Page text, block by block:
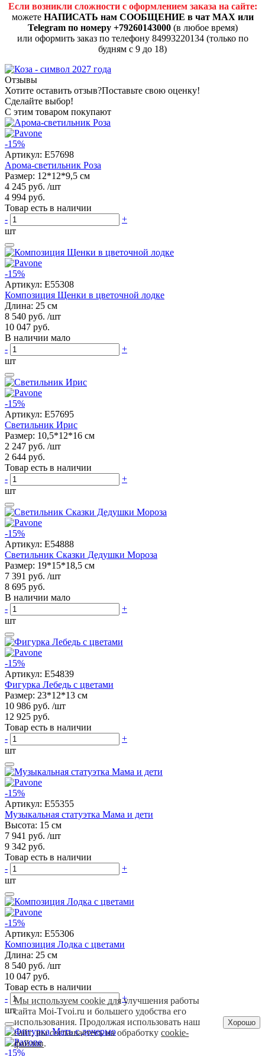
Если возникли сложности с оформлением заказа на сайте:
можете НАПИСАТЬ нам СООБЩЕНИЕ в чат MAX или
Telegram по номеру +79260143000(в любое время)
или оформить заказ по телефону 84993220134 (только по
будням с 9 до 18)
Отзывы
Хотите оставить отзыв?Поставьте свою оценку!
Сделайте выбор!
С этим товаром покупают
-15%
Артикул: E57698
Арома-светильник Роза
Размер: 12*12*9,5 см
4 245 руб. /шт
4 994 руб.
Товар есть в наличии
-
+
шт
-15%
Артикул: E55308
Композиция Щенки в цветочной лодке
Длина: 25 см
8 540 руб. /шт
10 047 руб.
В наличии мало
-
+
шт
-15%
Артикул: E57695
Светильник Ириc
Размер: 10,5*12*16 см
2 247 руб. /шт
2 644 руб.
Товар есть в наличии
-
+
шт
-15%
Артикул: E54888
Светильник Сказки Дедушки Мороза
Размер: 19*15*18,5 см
7 391 руб. /шт
8 695 руб.
В наличии мало
-
+
шт
-15%
Артикул: E54839
Фигурка Лебедь с цветами
Размер: 23*12*13 см
10 986 руб. /шт
12 925 руб.
Товар есть в наличии
-
+
шт
-15%
Артикул: E55355
Музыкальная статуэтка Мама и дети
Высота: 15 см
7 941 руб. /шт
9 342 руб.
Товар есть в наличии
-
+
шт
-15%
Артикул: E55306
Композиция Лодка с цветами
Длина: 25 см
8 540 руб. /шт
10 047 руб.
Товар есть в наличии
-
+
шт
-15%
Мы используем cookie для улучшения работы
сайта Moi-Tvoi.ru и большего удобства его
использования. Продолжая использовать наш
сайт, вы соглашаетесь на обработкуcookie-
файлов.
Хорошо